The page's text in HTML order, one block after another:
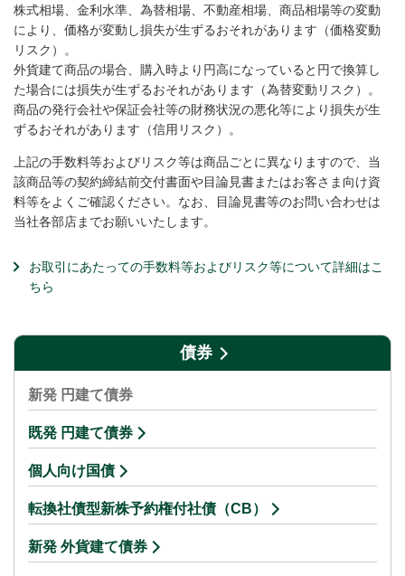
株式相場、金利水準、為替相場、不動産相場、商品相場等の変動
により、価格が変動し損失が生ずるおそれがあります（価格変動
リスク）。
外貨建て商品の場合、購入時より円高になっていると円で換算し
た場合には損失が生ずるおそれがあります（為替変動リスク）。
商品の発行会社や保証会社等の財務状況の悪化等により損失が生
ずるおそれがあります（信用リスク）。
上記の手数料等およびリスク等は商品ごとに異なりますので、当
該商品等の契約締結前交付書面や目論見書またはお客さま向け資
料等をよくご確認ください。なお、目論見書等のお問い合わせは
当社各部店までお願いいたします。
お取引にあたっての手数料等およびリスク等について詳細はこ
ちら
債券
新発 円建て債券
既発 円建て債券
個人向け国債
転換社債型新株予約権付社債（CB）
新発 外貨建て債券